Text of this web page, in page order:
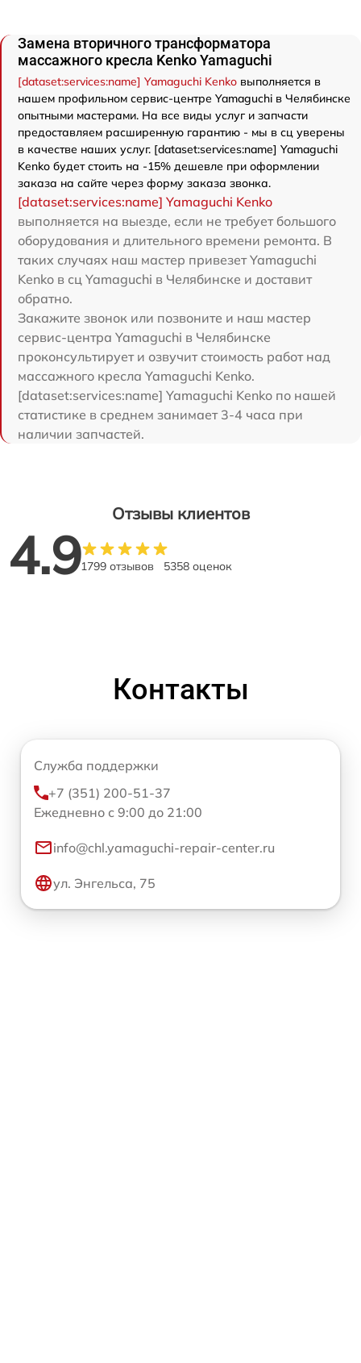
Замена вторичного трансформатора
массажного кресла Kenko Yamaguchi
[dataset:services:name] Yamaguchi Kenko выполняется в
нашем профильном сервис-центре Yamaguchi в Челябинске
опытными мастерами. На все виды услуг и запчасти
предоставляем расширенную гарантию - мы в сц уверены
в качестве наших услуг. [dataset:services:name] Yamaguchi
Kenko будет стоить на -15% дешевле при оформлении
заказа на сайте через форму заказа звонка.
[dataset:services:name] Yamaguchi Kenko
выполняется на выезде, если не требует большого
оборудования и длительного времени ремонта. В
таких случаях наш мастер привезет Yamaguchi
Kenko в сц Yamaguchi в Челябинске и доставит
обратно.
Закажите звонок или позвоните и наш мастер
сервис-центра Yamaguchi в Челябинске
проконсультирует и озвучит стоимость работ над
массажного кресла Yamaguchi Kenko.
[dataset:services:name] Yamaguchi Kenko по нашей
статистике в среднем занимает 3-4 часа при
наличии запчастей.
Отзывы клиентов
4.91799 отзывов 5358 оценок
Контакты
Служба поддержки
+7 (351) 200-51-37
Ежедневно с 9:00 до 21:00
info@chl.yamaguchi-repair-center.ru
ул. Энгельса, 75